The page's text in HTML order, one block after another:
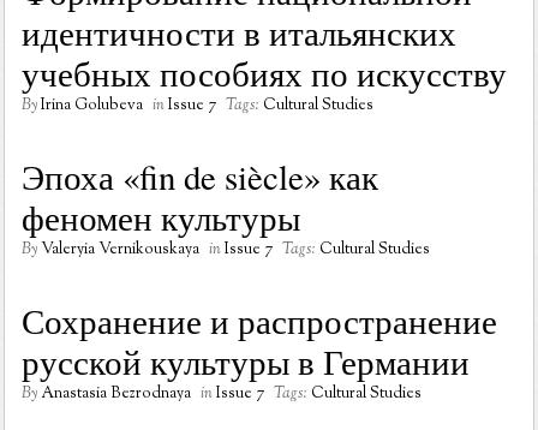
идентичности в итальянских
учебных пособиях по искусству
ByIrina Golubeva inIssue 7 Tags: Cultural Studies
Эпоха «fin de siècle» как
феномен культуры
ByValeryia Vernikouskaya inIssue 7 Tags: Cultural Studies
Сохранение и распространение
русской культуры в Германии
By Anastasia Bezrodnaya inIssue 7 Tags: Cultural Studies